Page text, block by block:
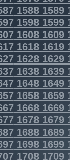
15881589
15981599
16081609
16181619
16281629
16381639
16481649
16581659
16681669
16781679
16881689
16981699
17081709